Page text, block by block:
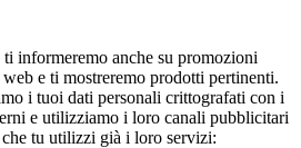
informeremo anche su promozioni
e ti mostreremo prodotti pertinenti.
i tuoi dati personali crittografati con i
e utilizziamo i loro canali pubblicitari
tu utilizzi già i loro servizi: